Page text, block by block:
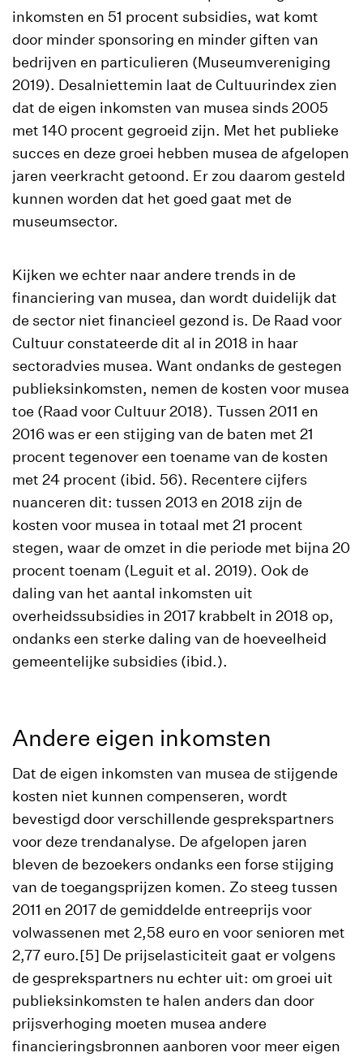
inkomsten en 51 procent subsidies, wat komt
door minder sponsoring en minder giften van
bedrijven en particulieren (Museumvereniging
2019). Desalniettemin laat de Cultuurindex zien
dat de eigen inkomsten van musea sinds 2005
met 140 procent gegroeid zijn. Met het publieke
succes en deze groei hebben musea de afgelopen
jaren veerkracht getoond. Er zou daarom gesteld
kunnen worden dat het goed gaat met de
museumsector.
Kijken we echter naar andere trends in de
financiering van musea, dan wordt duidelijk dat
de sector niet financieel gezond is. De Raad voor
Cultuur constateerde dit al in 2018 in haar
sectoradvies musea. Want ondanks de gestegen
publieksinkomsten, nemen de kosten voor musea
toe (Raad voor Cultuur 2018). Tussen 2011 en
2016 was er een stijging van de baten met 21
procent tegenover een toename van de kosten
met 24 procent (ibid. 56). Recentere cijfers
nuanceren dit: tussen 2013 en 2018 zijn de
kosten voor musea in totaal met 21 procent
stegen, waar de omzet in die periode met bijna 20
procent toenam (Leguit et al. 2019). Ook de
daling van het aantal inkomsten uit
overheidssubsidies in 2017 krabbelt in 2018 op,
ondanks een sterke daling van de hoeveelheid
gemeentelijke subsidies (ibid.).
Andere eigen inkomsten
Dat de eigen inkomsten van musea de stijgende
kosten niet kunnen compenseren, wordt
bevestigd door verschillende gesprekspartners
voor deze trendanalyse. De afgelopen jaren
bleven de bezoekers ondanks een forse stijging
van de toegangsprijzen komen. Zo steeg tussen
2011 en 2017 de gemiddelde entreeprijs voor
volwassenen met 2,58 euro en voor senioren met
2,77 euro.[5] De prijselasticiteit gaat er volgens
de gesprekspartners nu echter uit: om groei uit
publieksinkomsten te halen anders dan door
prijsverhoging moeten musea andere
financieringsbronnen aanboren voor meer eigen